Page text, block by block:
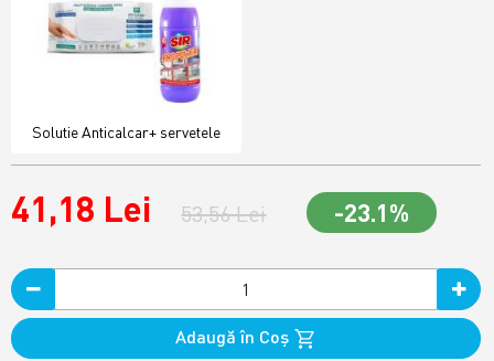
Solutie Anticalcar+ servetele
41,18 Lei 53,56 Lei -23.1%
Adaugă în Coş